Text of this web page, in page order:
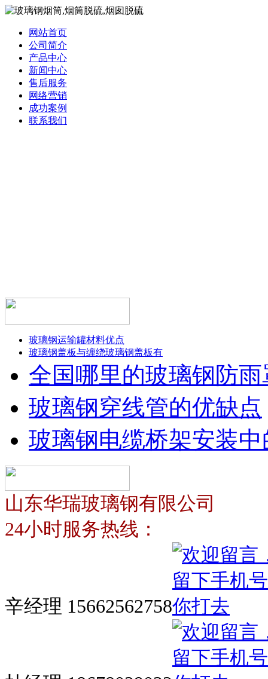
网站首页
公司简介
产品中心
新闻中心
售后服务
网络营销
成功案例
联系我们
玻璃钢运输罐材料优点
玻璃钢盖板与缠绕玻璃钢盖板有
全国哪里的玻璃钢防
玻璃钢穿线管的优缺点
玻璃钢电缆桥架安装
山东华瑞玻璃钢有限公司
24小时服务热线：
辛经理 15662562758